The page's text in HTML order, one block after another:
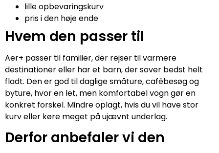
lille opbevaringskurv
pris i den høje ende
Hvem den passer til
Aer+ passer til familier, der rejser til varmere
destinationer eller har et barn, der sover bedst helt
fladt. Den er god til daglige småture, cafébesøg og
byture, hvor en let, men komfortabel vogn gør en
konkret forskel. Mindre oplagt, hvis du vil have stor
kurv eller køre meget på ujævnt underlag.
Derfor anbefaler vi den